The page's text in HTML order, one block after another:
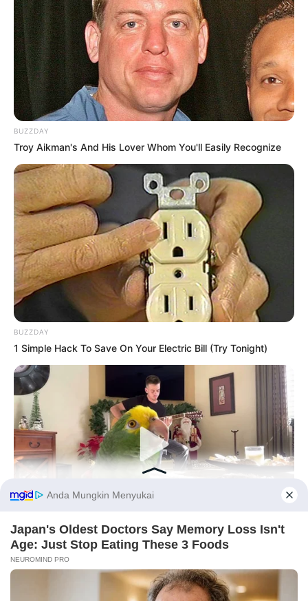
10 Desain Kanopi Tempat
Tidur, Serasa Beristirahat di
Kamar Raja
Tampil Lebih Modern, 7 Potret
Hasil Renovasi Rumah Berusia
90 Tahun
PRIVACY POLICY DISCLAIMER HUBUNGI KAMI IKLAN
BUZZDAY
Troy Aikman's And His Lover Whom You'll Easily Recognize
BUZZDAY
1 Simple Hack To Save On Your Electric Bill (Try Tonight)
BUZZ DAY
Watch This Parrot Belt Out A Pitch-Perfect Beyonce Song
Before You Go